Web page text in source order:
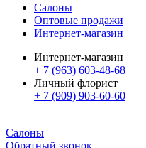
Салоны
Оптовые продажи
Интернет-магазин
Интернет-магазин
+ 7 (963) 603-48-68
Личный флорист
+ 7 (909) 903-60-60
Салоны
Обратный звонок